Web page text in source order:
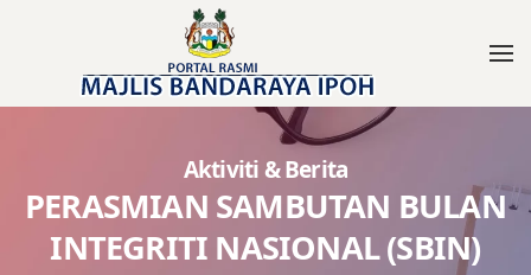
Aktiviti & Berita
PERASMIAN SAMBUTAN BULAN
INTEGRITI NASIONAL (SBIN)